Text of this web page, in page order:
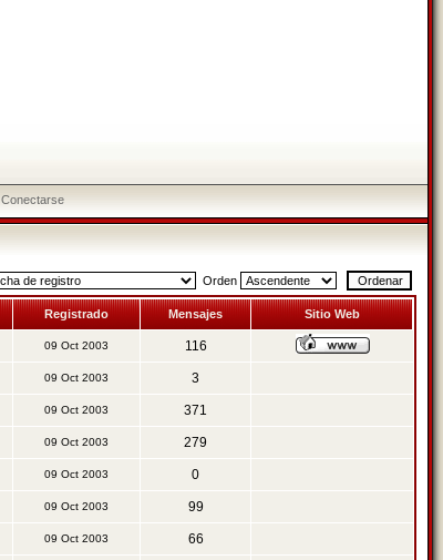
Conectarse
Orden
Registrado Mensajes Sitio Web
09 Oct 2003 116
09 Oct 2003 3
09 Oct 2003 371
09 Oct 2003 279
09 Oct 2003 0
09 Oct 2003 99
09 Oct 2003 66